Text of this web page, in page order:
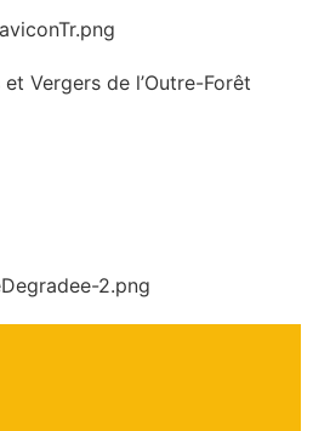
Vergers de l’Outre-Forêt